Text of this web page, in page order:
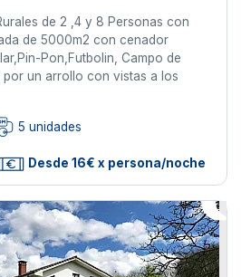
de 2 ,4 y 8 Personas con
de 5000m2 con cenador
Pon,Futbolin, Campo de
un arrollo con vistas a los
5 unidades
Desde 16€ x persona/noche